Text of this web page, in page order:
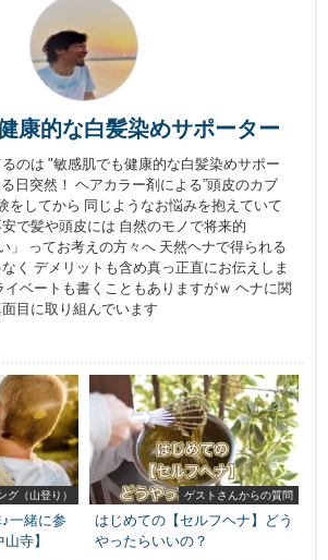
康的な白髪染めサポーター
のは "敏感肌でも健康的な白髪染めサポー
日突然！ ヘアカラー剤による”頭皮のカブ
をしてから 同じようなお悩みを抱えていて
安で髪や頭皮には 自然のモノで将来的
」 ってお考えの方々へ 天然ヘナで得られる
く デメリットも含め真っ正直にお伝えしま
イベートも書くこともありますがｗ ヘナに関
目に取り組んでいます
グ（山登り）
一緒に参
寺】
ゲストさんからの質問
はじめての【セルフヘナ】どう
やったらいいの？